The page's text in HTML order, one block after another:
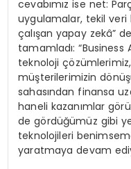
cevabımız ise net:
uygulamalar, tekil veri
çalışan yapay zekâ”
tamamladı: “Business
teknoloji
müşterilerimizin
sahasından finansa
haneli kazanımlar
de gördüğümüz gibi
teknolojileri
yaratmaya devam